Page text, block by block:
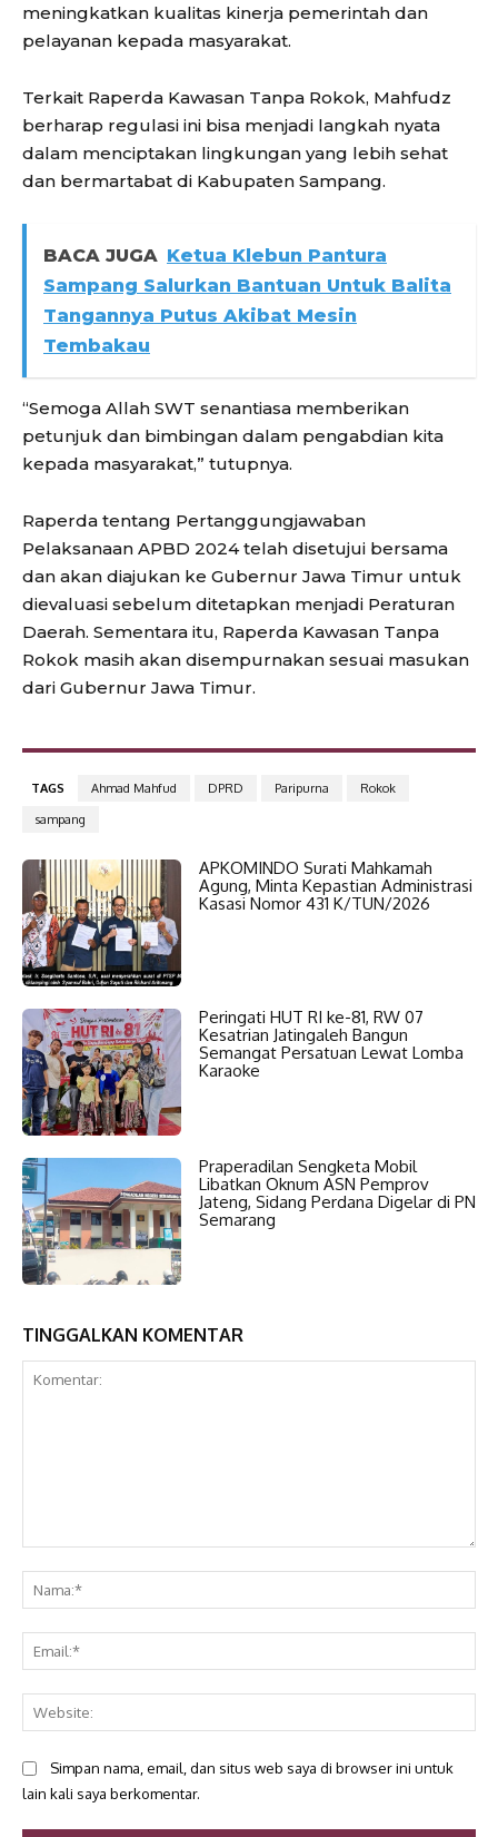
meningkatkan kualitas kinerja pemerintah dan
pelayanan kepada masyarakat.
Terkait Raperda Kawasan Tanpa Rokok, Mahfudz
berharap regulasi ini bisa menjadi langkah nyata
dalam menciptakan lingkungan yang lebih sehat
dan bermartabat di Kabupaten Sampang.
BACA JUGA Ketua Klebun Pantura
Sampang Salurkan Bantuan Untuk Balita
Tangannya Putus Akibat Mesin
Tembakau
“Semoga Allah SWT senantiasa memberikan
petunjuk dan bimbingan dalam pengabdian kita
kepada masyarakat,” tutupnya.
Raperda tentang Pertanggungjawaban
Pelaksanaan APBD 2024 telah disetujui bersama
dan akan diajukan ke Gubernur Jawa Timur untuk
dievaluasi sebelum ditetapkan menjadi Peraturan
Daerah. Sementara itu, Raperda Kawasan Tanpa
Rokok masih akan disempurnakan sesuai masukan
dari Gubernur Jawa Timur.
TAGS Ahmad Mahfud DPRD Paripurna
Rokok
sampang
APKOMINDO Surati Mahkamah
Agung, Minta Kepastian Administrasi
Kasasi Nomor 431 K/TUN/2026
Peringati HUT RI ke-81, RW 07
Kesatrian Jatingaleh Bangun
Semangat Persatuan Lewat Lomba
Karaoke
Praperadilan Sengketa Mobil
Libatkan Oknum ASN Pemprov
Jateng, Sidang Perdana Digelar di PN
Semarang
TINGGALKAN KOMENTAR
Simpan nama, email, dan situs web saya di browser ini untuk
lain kali saya berkomentar.